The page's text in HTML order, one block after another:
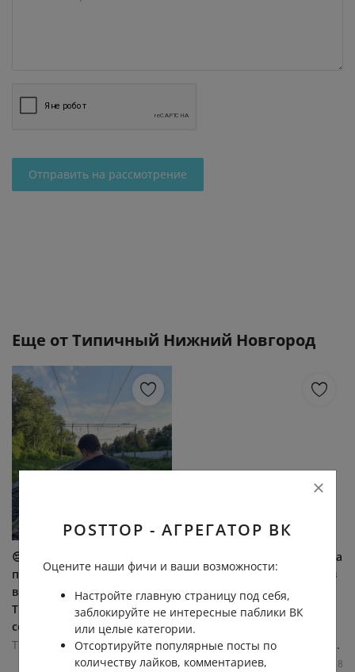
Отправить на рассмотрение
Еще отТипичный Нижний Новгород
😔 19-летний парень погиб
под колесами электрички
в Нижегородской области.
Трагедия произошла
сегодня утром на...
Типичный Нижний Новгород
4.3К 0.0К 1 6
Жесткая авария произошла
на Заревской объездной в
Дзержинске. По данным
ГАИ, водитель грузового
авто, предварительно,...
Типичный Нижний Новгород
6.5К 18
POSTTOP - АГРЕГАТОР ВК
Оцените наши фичи и ваши возможности:
Настройте главную страницу под себя,
заблокируйте не интересные паблики ВК
или целые категории.
Отсортируйте популярные посты по
количеству лайков, комментариев,